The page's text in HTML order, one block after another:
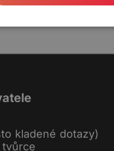
kladené dotazy)
tvůrce